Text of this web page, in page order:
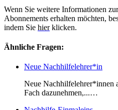
Wenn Sie weitere Informationen zur
Abonnements erhalten möchten,
indem Sie hier klicken.
Ähnliche Fragen:
Neue Nachhilfelehrer*in
Neue Nachhilfelehrer*innen
Fach dazunehmen,...…